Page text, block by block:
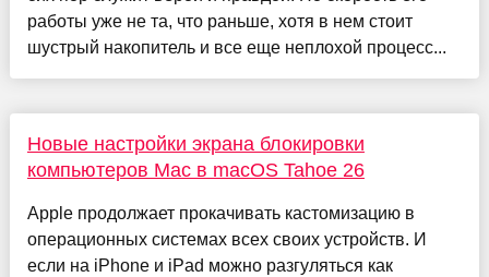
работы уже не та, что раньше, хотя в нем стоит
шустрый накопитель и все еще неплохой процесс...
Новые настройки экрана блокировки
компьютеров Mac в macOS Tahoe 26
Apple продолжает прокачивать кастомизацию в
операционных системах всех своих устройств. И
если на iPhone и iPad можно разгуляться как